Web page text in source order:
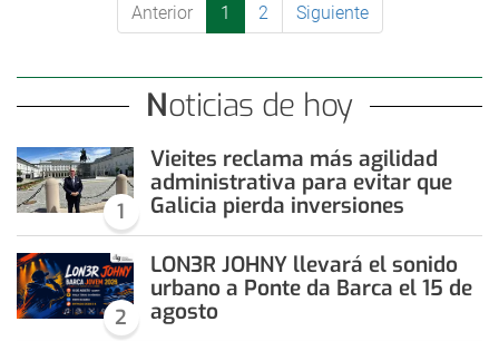
Anterior 1 2 Siguiente
Noticias de hoy
1
Vieites reclama más agilidad
administrativa para evitar que
Galicia pierda inversiones
2
LON3R JOHNY llevará el sonido
urbano a Ponte da Barca el 15 de
agosto